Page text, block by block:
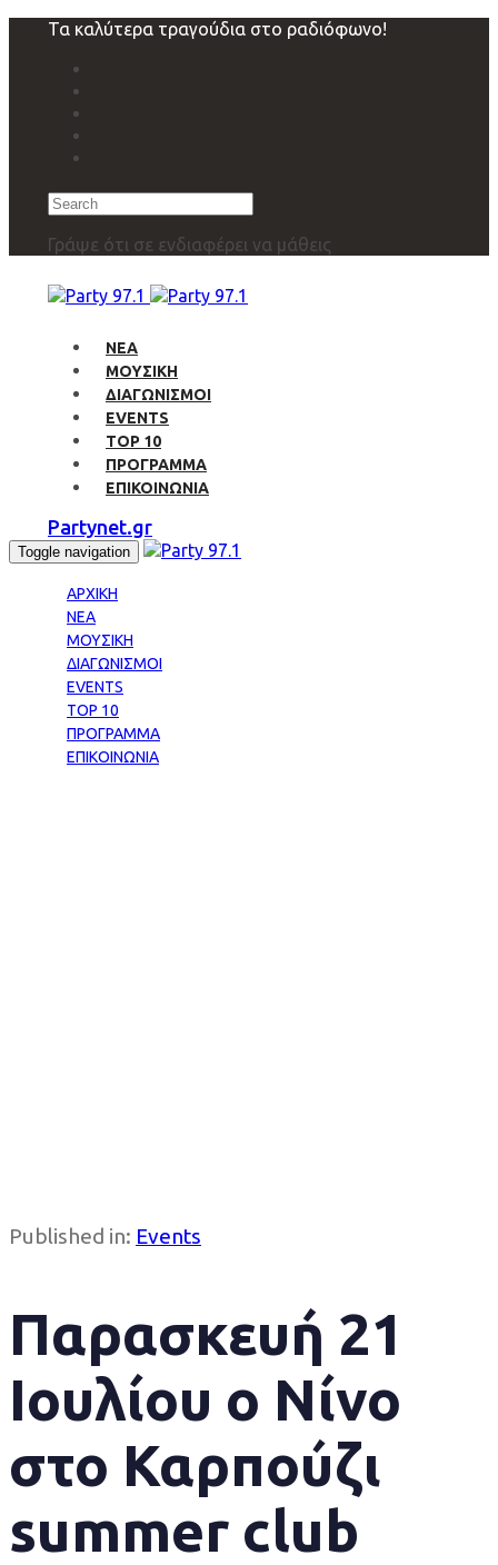
navigation
Τα καλύτερα τραγούδια στο ραδιόφωνο!
Search
Γράψε ότι σε ενδιαφέρει να μάθεις
ΝΕΑ
ΜΟΥΣΙΚΗ
ΔΙΑΓΩΝΙΣΜΟΙ
EVENTS
TOP 10
ΠΡΟΓΡΑΜΜΑ
ΕΠΙΚΟΙΝΩΝΙΑ
Partynet.gr
Toggle navigation
ΑΡΧΙΚΗ
ΝΕΑ
ΜΟΥΣΙΚΗ
ΔΙΑΓΩΝΙΣΜΟΙ
EVENTS
TOP 10
ΠΡΟΓΡΑΜΜΑ
ΕΠΙΚΟΙΝΩΝΙΑ
Published in: Events
Παρασκευή 21
Ιουλίου ο Νίνο
στο Καρπούζι
summer club